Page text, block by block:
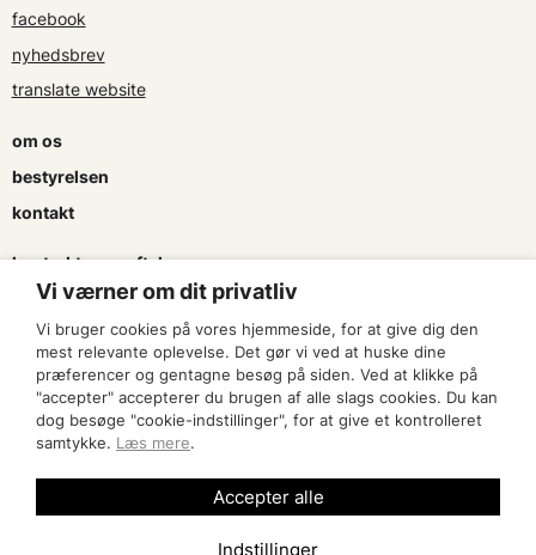
facebook
nyhedsbrev
translate website
om os
bestyrelsen
kontakt
kontrakter og aftaler
søg tilskud
presse & logo
bliv medlem
Vi værner om dit privatliv
Vi bruger cookies på vores hjemmeside, for at give dig den
mest relevante oplevelse. Det gør vi ved at huske dine
præferencer og gentagne besøg på siden. Ved at klikke på
"accepter" accepterer du brugen af alle slags cookies. Du kan
dog besøge "cookie-indstillinger", for at give et kontrolleret
samtykke. Læs mere.
Indstillinger
Accepter alle